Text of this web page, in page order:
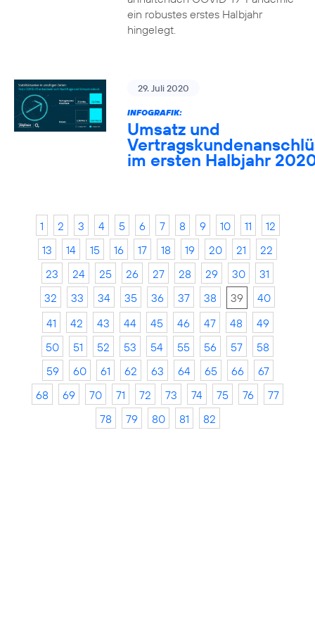
ein robustes erstes Halbjahr
hingelegt.
29. Juli 2020
INFOGRAFIK:
Umsatz und
im ersten Halbjahr
1 2 3 4 5 6 7 8 9 10 11
12
13
14 15 16 17 18 19 20 21
22
23
24 25 26 27 28 29 30
31
32
33 34 35 36 37 38 39
40
41
42 43 44 45 46 47 48
49
50
51 52 53 54 55 56 57
58
59
60 61 62 63 64 65 66
67
68
69 70 71 72 73 74 75 76
77
78
79 80 81 82